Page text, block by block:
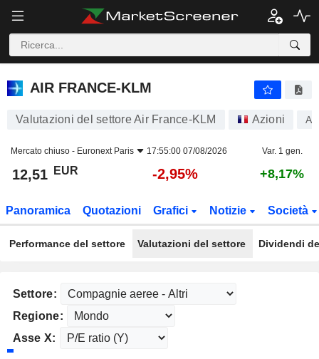
AIR FRANCE-KLM
AIR FRANCE-KLM
Valutazioni del settore Air France-KLM Azioni AF
Mercato chiuso - Euronext Paris 17:55:00 07/08/2026 Var. 1 gen.
12,51 EUR -2,95% +8,17%
Panoramica Quotazioni Grafici Notizie Società
Performance del settore Valutazioni del settore Dividendi
Settore:
Regione:
Asse X: